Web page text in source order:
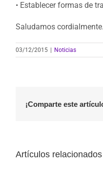
• Establecer formas de
Saludamos cordialmente.
03/12/2015 Noticias
¡Comparte este
Artículos relacionados